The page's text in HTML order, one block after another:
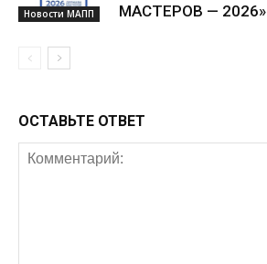
Новости МАПП
МАСТЕРОВ — 2026»
ОСТАВЬТЕ ОТВЕТ